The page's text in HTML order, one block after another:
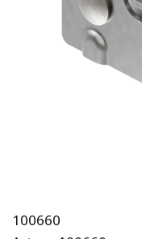
100660